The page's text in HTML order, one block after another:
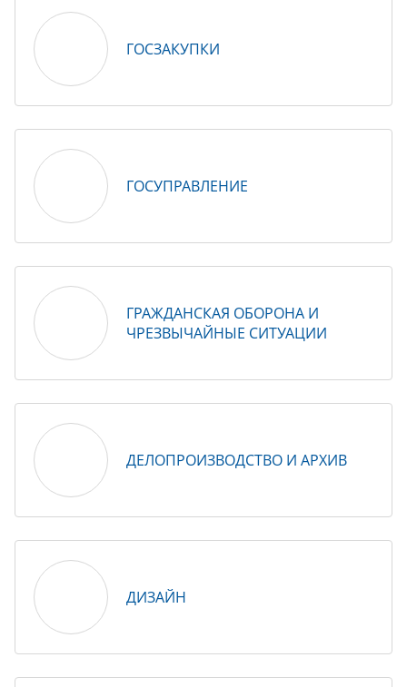
ГОСЗАКУПКИ
ГОСУПРАВЛЕНИЕ
ГРАЖДАНСКАЯ ОБОРОНА И
ЧРЕЗВЫЧАЙНЫЕ СИТУАЦИИ
ДЕЛОПРОИЗВОДСТВО И АРХИВ
ДИЗАЙН